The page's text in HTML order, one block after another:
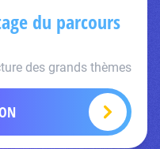
du parcours
des grands thèmes